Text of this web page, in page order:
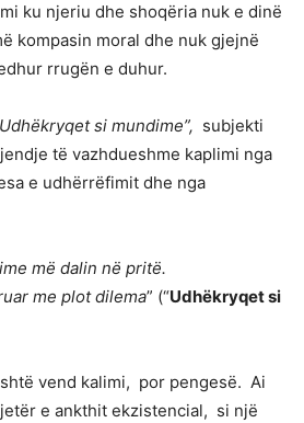
ku njeriu dhe shoqëria nuk e dinë
kompasin moral dhe nuk gjejnë
rrugën e duhur.
Udhëkryqet si mundime”, subjekti
të vazhdueshme kaplimi nga
e udhërrëfimit dhe nga
më dalin në pritë.
me plot dilema” (“Udhëkryqet si
vend kalimi, por pengesë. Ai
e ankthit ekzistencial, si një